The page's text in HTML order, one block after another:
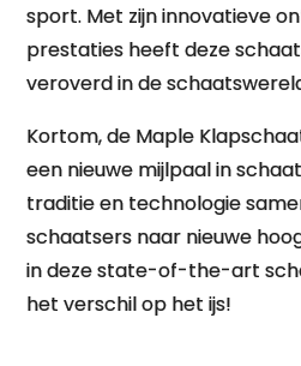
sport. Met zijn innovatieve
prestaties heeft deze
veroverd in de
Kortom, de Maple
een nieuwe mijlpaal in
traditie en technologie
schaatsers naar nieuwe
in deze state-of-the-art
het verschil op het ijs!